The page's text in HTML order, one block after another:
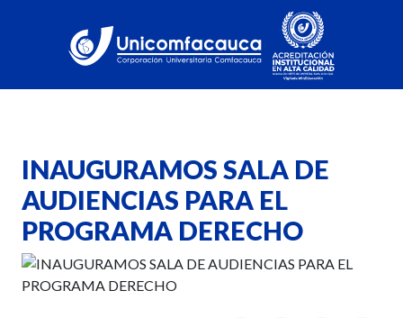
INAUGURAMOS SALA DE
AUDIENCIAS PARA EL
PROGRAMA DERECHO